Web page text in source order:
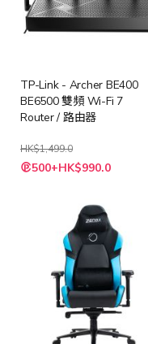
TP-Link - Archer BE400
BE6500 雙頻 Wi-Fi 7
Router / 路由器
HK$1,499.0
特
殊 500+HK$990.0